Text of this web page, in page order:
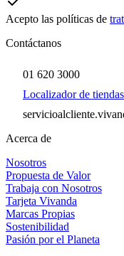
Acepto las políticas de
Contáctanos
01 620 3000
Localizador de tiendas
Acerca de
Nosotros
Propuesta de Valor
Trabaja con Nosotros
Tarjeta Vivanda
Marcas Propias
Sostenibilidad
Pasión por el Planeta